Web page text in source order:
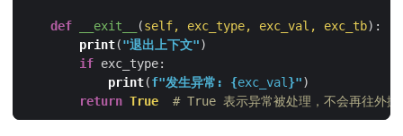
def __exit__ (self, exc_type, exc_val, exc_tb):
print("退出上下文"
if
print(f"发生异常: {exc_val }"
return True # True 表示异常被处理，不会再往外抛